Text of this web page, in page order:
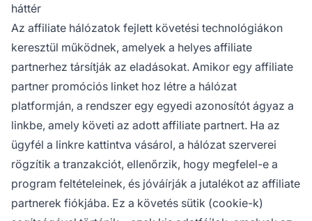
háttér
Az affiliate hálózatok fejlett követési technológiákon
keresztül működnek, amelyek a helyes affiliate
partnerhez társítják az eladásokat. Amikor egy affiliate
partner promóciós linket hoz létre a hálózat
platformján, a rendszer egy egyedi azonosítót ágyaz a
linkbe, amely követi az adott affiliate partnert. Ha az
ügyfél a linkre kattintva vásárol, a hálózat szerverei
rögzítik a tranzakciót, ellenőrzik, hogy megfelel-e a
program feltételeinek, és jóváírják a jutalékot az affiliate
partnerek fiókjába. Ez a követés sütik (cookie-k)